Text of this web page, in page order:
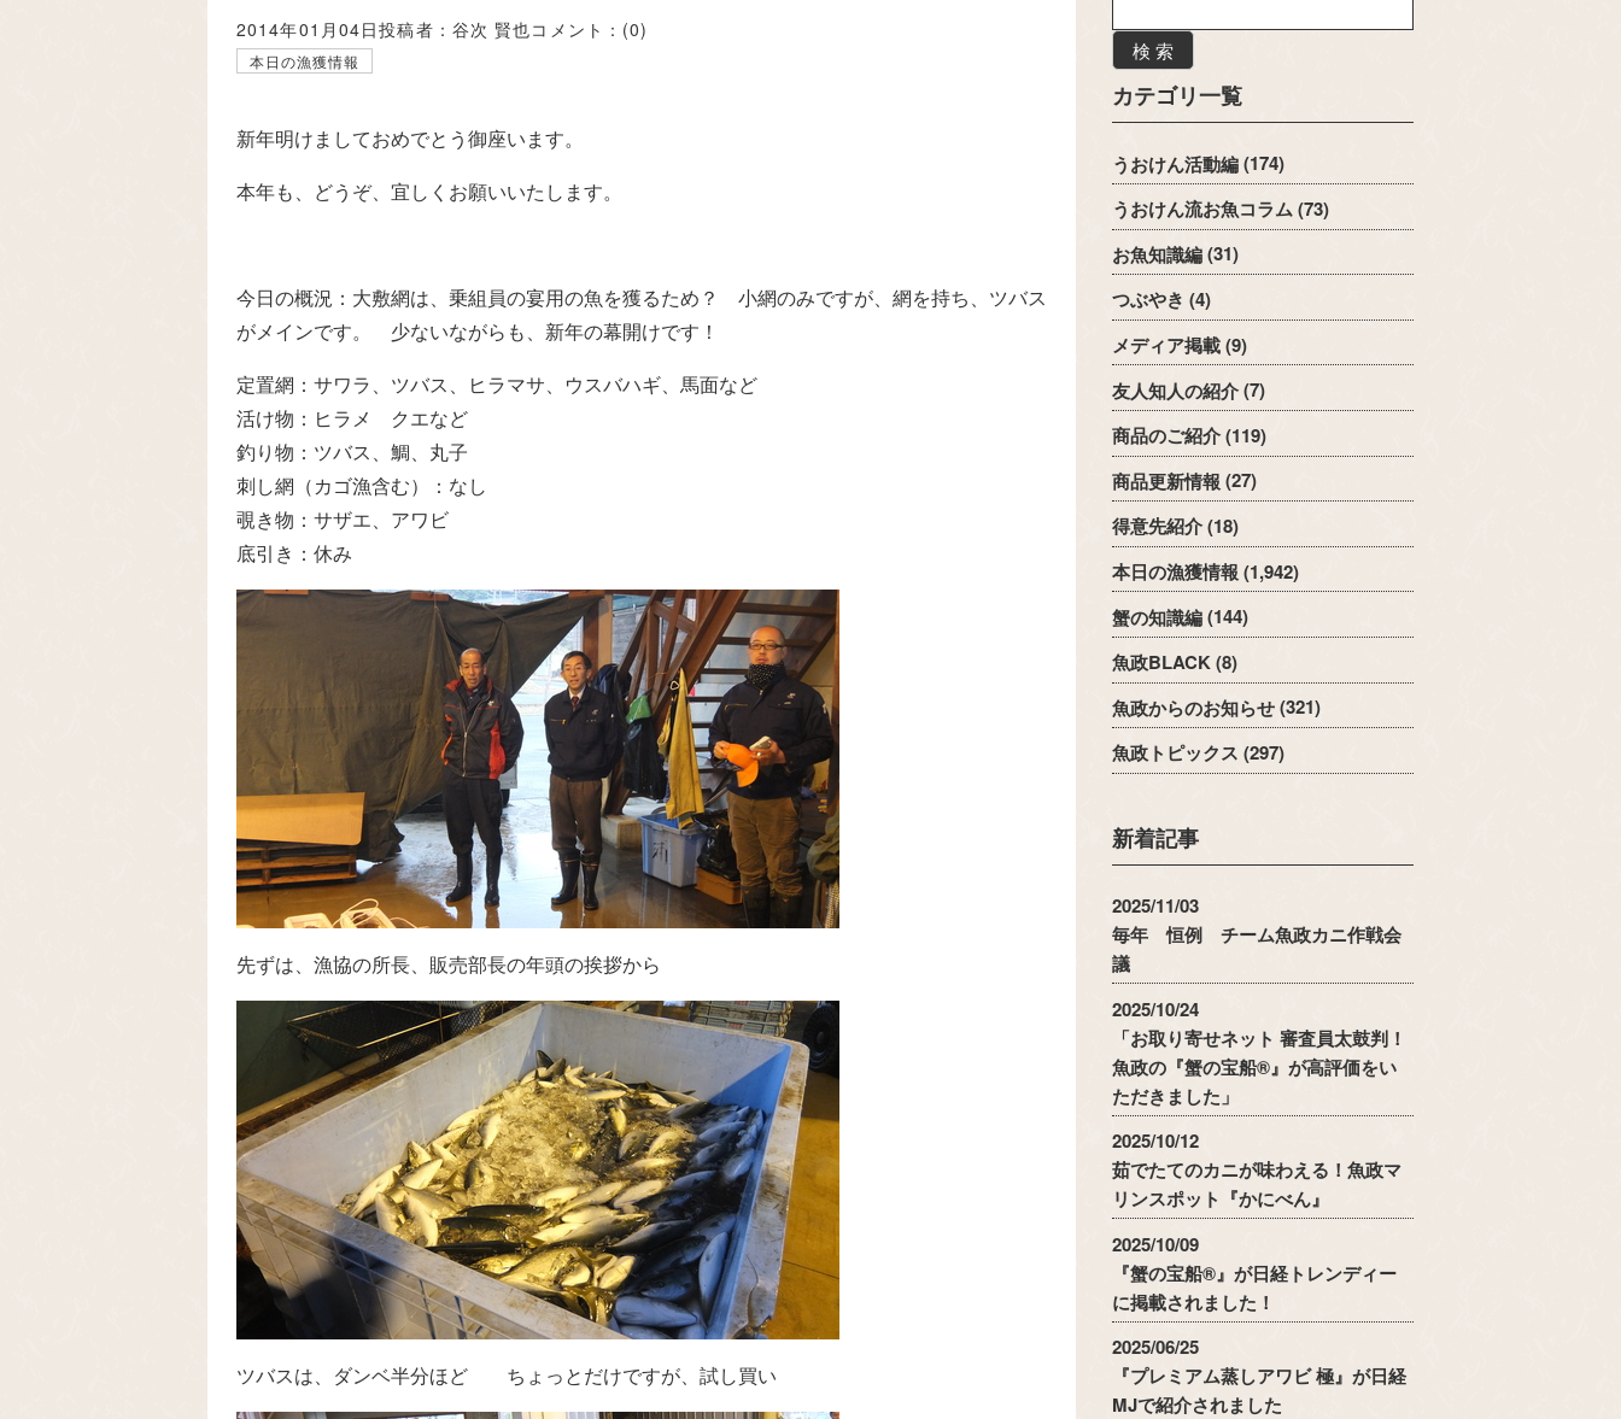
2014年01月04日投稿者：谷次 賢也コメント： (0)
本日の漁獲情報
新年明けましておめでとう御座います。
本年も、どうぞ、宜しくお願いいたします。
今日の概況：大敷網は、乗組員の宴用の魚を獲るため？ 小網のみですが、網を持ち、ツバス
がメインです。 少ないながらも、新年の幕開けです！
定置網：サワラ、ツバス、ヒラマサ、ウスバハギ、馬面など
活け物：ヒラメ クエなど
釣り物：ツバス、鯛、丸子
刺し網（カゴ漁含む）：なし
覗き物：サザエ、アワビ
底引き：休み
先ずは、漁協の所長、販売部長の年頭の挨拶から
ツバスは、ダンベ半分ほど ちょっとだけですが、試し買い
検 索
カテゴリ一覧
うおけん活動編(174)
うおけん流お魚コラム(73)
お魚知識編(31)
つぶやき (4)
メディア掲載(9)
友人知人の紹介(7)
商品のご紹介(119)
商品更新情報 (27)
得意先紹介(18)
本日の漁獲情報 (1,942)
蟹の知識編(144)
魚政BLACK(8)
魚政からのお知らせ(321)
魚政トピックス (297)
新着記事
2025/11/03
毎年 恒例 チーム魚政カニ作戦会
議
2025/10/24
「お取り寄せネット 審査員太鼓判！
魚政の『蟹の宝船®』が高評価をい
ただきました」
2025/10/12
茹でたてのカニが味わえる！魚政マ
リンスポット『かにべん』
2025/10/09
『蟹の宝船®』が日経トレンディー
に掲載されました！
2025/06/25
『プレミアム蒸しアワビ 極』が日経
MJで紹介されました